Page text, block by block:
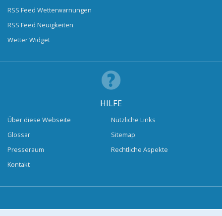
RSS Feed Wetterwarnungen
RSS Feed Neuigkeiten
Wetter Widget
HILFE
Über diese Webseite
Glossar
Presseraum
Kontakt
Nützliche Links
Sitemap
Rechtliche Aspekte